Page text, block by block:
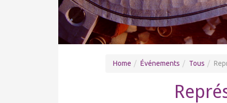
Home Événements Tous